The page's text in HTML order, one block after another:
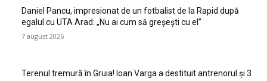
Daniel Pancu, impresionat de un fotbalist de la Rapid după
egalul cu UTA Arad: „Nu ai cum să greșești cu el”
7 august 2026
Terenul tremură în Gruia! Ioan Varga a destituit antrenorul și 3